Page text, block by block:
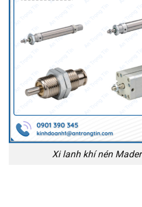
Xi lanh khí nén Mader